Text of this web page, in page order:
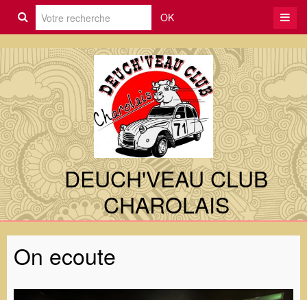
OK
DEUCH'VEAU CLUB
CHAROLAIS
On ecoute